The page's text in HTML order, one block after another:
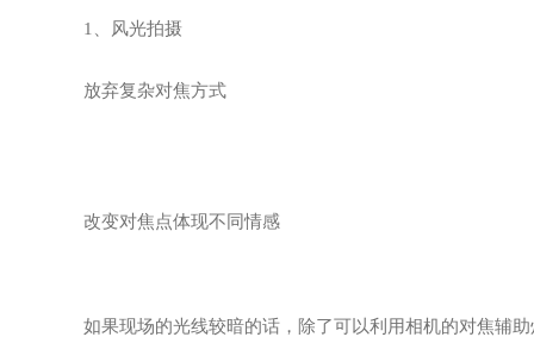
1、风光拍摄
放弃复杂对焦方式
改变对焦点体现不同情感
如果现场的光线较暗的话，除了可以利用相机的对焦辅助